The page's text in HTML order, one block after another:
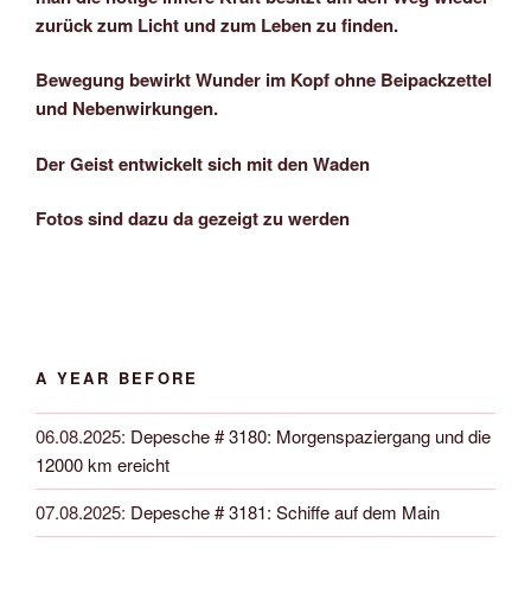
zurück zum Licht und zum Leben zu finden.
Bewegung bewirkt Wunder im Kopf ohne Beipackzettel
und Nebenwirkungen.
Der Geist entwickelt sich mit den Waden
Fotos sind dazu da gezeigt zu werden
A YEAR BEFORE
06.08.2025: Depesche # 3180: Morgenspaziergang und die
12000 km ereicht
07.08.2025: Depesche # 3181: Schiffe auf dem Main